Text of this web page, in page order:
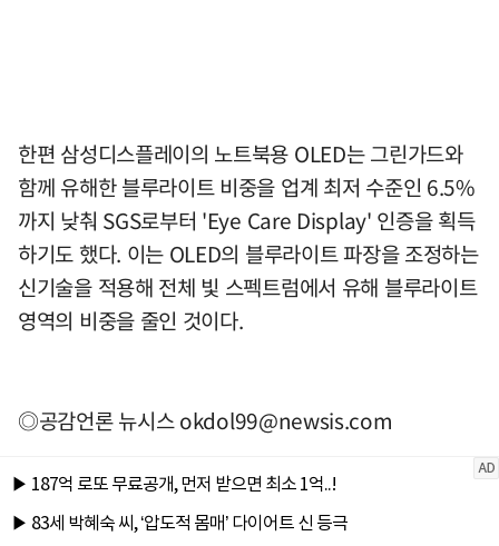
한편 삼성디스플레이의 노트북용 OLED는 그린가드와
함께 유해한 블루라이트 비중을 업계 최저 수준인 6.5%
까지 낮춰 SGS로부터 'Eye Care Display' 인증을 획득
하기도 했다. 이는 OLED의 블루라이트 파장을 조정하는
신기술을 적용해 전체 빛 스펙트럼에서 유해 블루라이트
영역의 비중을 줄인 것이다.
◎공감언론 뉴시스okdol99@newsis.com